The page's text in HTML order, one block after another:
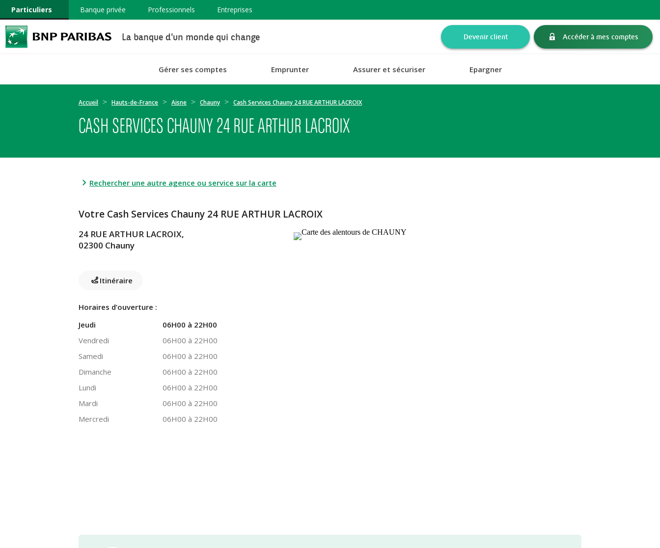
Particuliers Banque privée Professionnels Entreprises
La banque d'un monde qui change Devenir client Accéder à mes comptes
Gérer ses comptes Emprunter Assurer et sécuriser Epargner
Accueil Hauts-de-France Aisne Chauny Cash Services Chauny 24 RUE ARTHUR LACROIX
CASH SERVICES CHAUNY 24 RUE ARTHUR LACROIX
Rechercher une autre agence ou service sur la carte
Votre Cash Services Chauny 24 RUE ARTHUR LACROIX
24 RUE ARTHUR LACROIX,
02300 Chauny
Itinéraire
Horaires d’ouverture :
Jeudi
06H00 à 22H00
Vendredi
06H00 à 22H00
Samedi
06H00 à 22H00
Dimanche
06H00 à 22H00
Lundi
06H00 à 22H00
Mardi
06H00 à 22H00
Mercredi
06H00 à 22H00